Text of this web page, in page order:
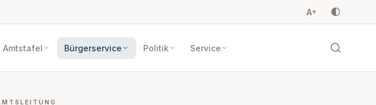
A+
Amtstafel Bürgerservice Politik Service